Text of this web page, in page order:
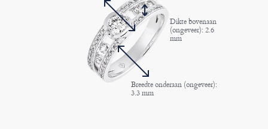
Dikte bovenaan
(ongeveer): 2.6
mm
Breedte onderaan (ongeveer):
3.3 mm